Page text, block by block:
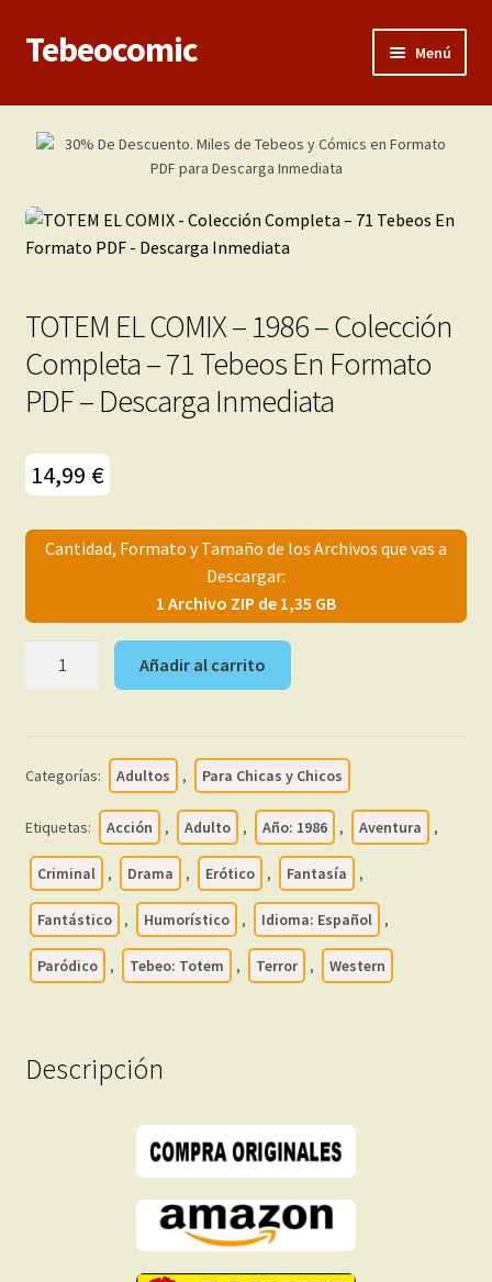
Ir
Ir
al
Tebeocomic Menú
Inicio
menú
Franco-Belga
Porno 3D
Inéditas
Demos
hijo
TOTEM EL COMIX – 1986 – Colección
Completa – 71 Tebeos En Formato
PDF – Descarga Inmediata
14,99 €
Cantidad, Formato y Tamaño de los Archivos que vas a
Descargar:
1 Archivo ZIP de 1,35 GB
Colección
Completa
71
Tebeos
En
Formato
Descarga
Inmediata
Añadir al carrito
Categorías: Adultos , Para Chicas y Chicos
Etiquetas: Acción , Adulto , Año: 1986 , Aventura ,
Criminal , Drama , Erótico , Fantasía ,
Fantástico , Humorístico , Idioma: Español ,
Paródico , Tebeo: Totem , Terror , Western
Descripción